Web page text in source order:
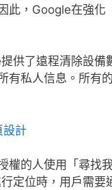
此，Google在強
供了遠程清除設備
有私人信息。所有
設計
權的人使用「尋找
定位時，用戶需要